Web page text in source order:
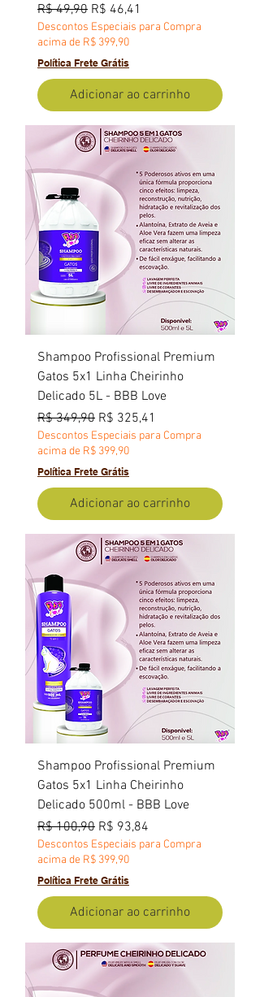
Preço normal
R$ 49,90 Preço promocional
R$ 46,41
Descontos Especiais para Compra
acima de R$ 399,90
Política Frete Grátis
Adicionar ao carrinho
Shampoo Profissional Premium
Gatos 5x1 Linha Cheirinho
Delicado 5L - BBB Love
Preço normal
R$ 349,90 Preço promocional
R$ 325,41
Descontos Especiais para Compra
acima de R$ 399,90
Política Frete Grátis
Adicionar ao carrinho
Shampoo Profissional Premium
Gatos 5x1 Linha Cheirinho
Delicado 500ml - BBB Love
Preço normal
R$ 100,90 Preço promocional
R$ 93,84
Descontos Especiais para Compra
acima de R$ 399,90
Política Frete Grátis
Adicionar ao carrinho